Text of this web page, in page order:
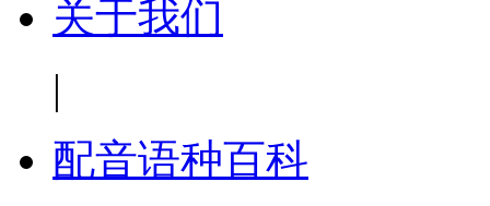
关于我们
|
配音语种百科